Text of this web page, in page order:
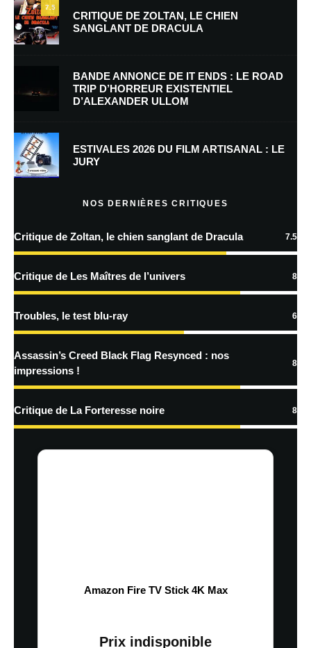
E-mail*
Enregistrer mon nom, mon e-mail et mon site dans le navigateur pour
Prévenez-moi de tous les nouveaux commentaires par e-mail.
Prévenez-moi de tous les nouveaux articles par e-mail.
En savoir
traitées
7.5
CRITIQUE DE ZOLTAN, LE CHIEN
SANGLANT DE DRACULA
BANDE ANNONCE DE IT ENDS : LE ROAD
TRIP D’HORREUR EXISTENTIEL
D’ALEXANDER ULLOM
ESTIVALES 2026 DU FILM ARTISANAL : LE
JURY
NOS DERNIÈRES CRITIQUES
Critique de Zoltan, le chien sanglant de Dracula 7.5
Critique de Les Maîtres de l’univers 8
Troubles, le test blu-ray 6
Assassin’s Creed Black Flag Resynced : nos
impressions !
8
Critique de La Forteresse noire 8
Amazon Fire TV Stick 4K Max
Prix indisponible